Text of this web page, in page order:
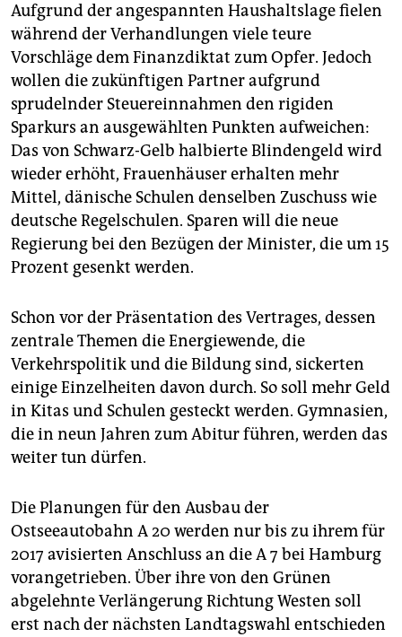
Aufgrund der angespannten Haushaltslage fielen
während der Verhandlungen viele teure
Vorschläge dem Finanzdiktat zum Opfer. Jedoch
wollen die zukünftigen Partner aufgrund
sprudelnder Steuereinnahmen den rigiden
Sparkurs an ausgewählten Punkten aufweichen:
Das von Schwarz-Gelb halbierte Blindengeld wird
wieder erhöht, Frauenhäuser erhalten mehr
Mittel, dänische Schulen denselben Zuschuss wie
deutsche Regelschulen. Sparen will die neue
Regierung bei den Bezügen der Minister, die um 15
Prozent gesenkt werden.
Schon vor der Präsentation des Vertrages, dessen
zentrale Themen die Energiewende, die
Verkehrspolitik und die Bildung sind, sickerten
einige Einzelheiten davon durch. So soll mehr Geld
in Kitas und Schulen gesteckt werden. Gymnasien,
die in neun Jahren zum Abitur führen, werden das
weiter tun dürfen.
Die Planungen für den Ausbau der
Ostseeautobahn A 20 werden nur bis zu ihrem für
2017 avisierten Anschluss an die A 7 bei Hamburg
vorangetrieben. Über ihre von den Grünen
abgelehnte Verlängerung Richtung Westen soll
erst nach der nächsten Landtagswahl entschieden